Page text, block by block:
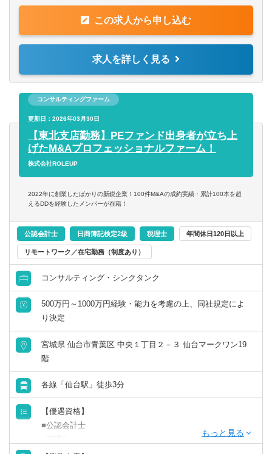
り組める方
■自らに、顧客に誠実な姿勢で取り組む方
■地域社会、企業に貢献したいという意識の高い方
・月次/年次決算支援
・公益法人移行支援
・相続・事業承継支援
※顧問先総数は約600社。1人当たりの担当者数平均は約25
社程
※顧問先の業種は多種多様で、売上規模も100億円超～数千
万円クラスまで幅広いのが特徴です。
この求人から申し込む
求人を詳しく見る
コンサルティングファーム
更新日：2026年03月30日
【東北支店勤務】PEファンド出身者が立ち上
げたM&Aプロフェッショナルファーム！
株式会社ROLEUP
2022年に創業したばかりの新鋭企業！100件M&Aの成約実績・累計100本を超
えるDDを経験したメンバーが在籍！
公認会計士 日商簿記検定2級 税理士 年間休日120日以上
リモートワーク／在宅勤務（制度あり）
コンサルティング・シンクタンク
500万円～1000万円経験・能力を考慮の上、同社規定によ
り決定
宮城県 仙台市青葉区 中央１丁目２－３ 仙台マークワン19
階
各線「仙台駅」徒歩3分
【優遇資格】
■公認会計士
税理士
税理士科目合格
日商簿記検定1級
日商簿記検定2級
日商簿記検定3級
会計事務所・税理士法人
コンサルティングファーム
事業会社
金融機関
北海道・東北
北海道
岩手県
秋田県 山形県
福島県
関東
茨城県 栃木県
コンサルタント／監査法人／士業関連
すべて選択する
戦略・業務・会計コンサルタント
経営・戦略コンサルタント
財務・会計・税務コンサルタント
人事・組織コンサルタント